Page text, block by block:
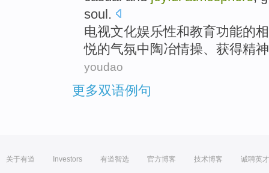
soul.
电视文化娱乐性和教育功能的
悦的气氛中 陶冶情操、 获得精神
youdao
更多双语例句
关于有道 Investors 有道智选 官方博客 技术博客 诚聘英才